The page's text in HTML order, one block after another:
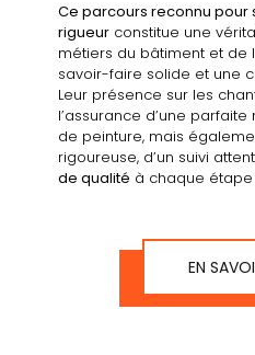
Ce parcours reconnu pour
rigueurconstitue une
métiers du bâtiment et de
savoir-faire solide et une
Leur présence sur les
l’assurance d’une
de peinture, mais
rigoureuse, d’un suivi
de qualité à chaque
EN